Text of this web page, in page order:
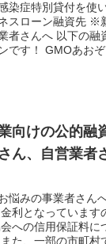
染症特別貸付を使
スローン融資先 ※
者さんへ 以下の
です！ GMOあお
向けの公的融
ん、自営業
悩みの事業者さん
利となっています
への信用保証料に
た、一部の市町村